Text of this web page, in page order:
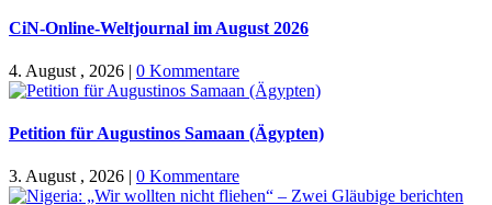
CiN-Online-Weltjournal im August 2026
4. August , 2026 | 0 Kommentare
Petition für Augustinos Samaan (Ägypten)
3. August , 2026 | 0 Kommentare